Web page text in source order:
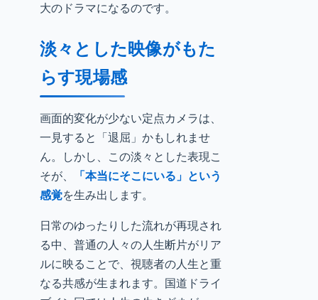
大のドラマになるのです。
淡々とした映像がもた
らす現場感
画面的変化が少ない定点カメラは、
一見すると「退屈」かもしれませ
ん。しかし、この淡々とした表現こ
そが、
「本当にそこにいる」という
感覚を生み出します。
日常のゆったりした流れが再現され
る中、普通の人々の人生断片がリア
ルに映ることで、視聴者の人生と重
なる共感が生まれます。国道ドライ